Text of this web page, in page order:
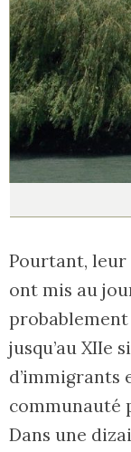
Pourtant, leur
ont mis au
jusqu’au XIIe
d’immigrants
communauté
Dans une